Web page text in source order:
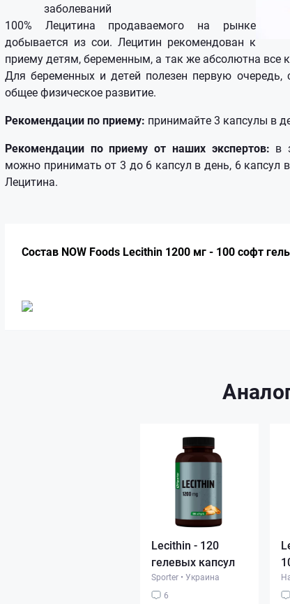
заболеваний
100% Лецитина продаваемого на рынке
добывается из сои. Лецитин рекомендован к
приему детям, беременным, а так же абсолютна все
Для беременных и детей полезен первую
общее физическое развитие.
Рекомендации по приему: принимайте 3 капсулы в
Рекомендации по приему от наших экспертов: в
можно принимать от 3 до 6 капсул в день, 6 капсул
Лецитина.
Состав NOW Foods Lecithin 1200 мг - 100 софт гель
Lecithin - 120
гелевых капсул
Sporter • Украина
6